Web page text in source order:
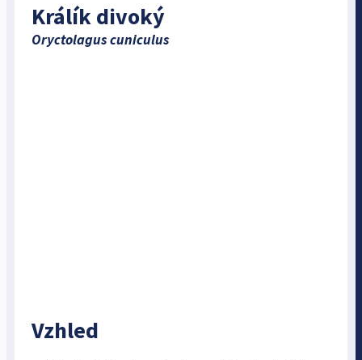
Králík divoký
Oryctolagus cuniculus
Vzhled